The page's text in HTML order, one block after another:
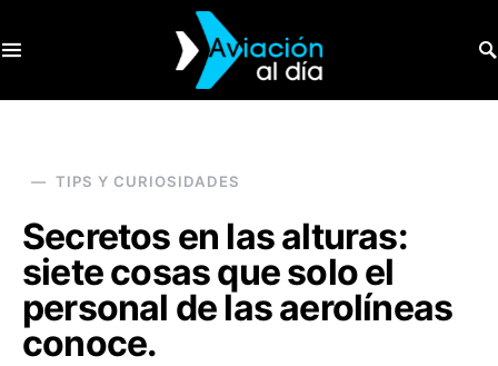
TIPS Y CURIOSIDADES
Secretos en las alturas:
siete cosas que solo el
personal de las aerolíneas
conoce.